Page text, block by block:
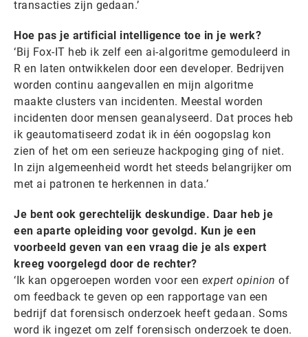
transacties zijn gedaan.’
Hoe pas je artificial intelligence toe in je werk?
‘Bij Fox-IT heb ik zelf een ai-algoritme gemoduleerd in
R en laten ontwikkelen door een developer. Bedrijven
worden continu aangevallen en mijn algoritme
maakte clusters van incidenten. Meestal worden
incidenten door mensen geanalyseerd. Dat proces heb
ik geautomatiseerd zodat ik in één oogopslag kon
zien of het om een serieuze hackpoging ging of niet.
In zijn algemeenheid wordt het steeds belangrijker om
met ai patronen te herkennen in data.’
Je bent ook gerechtelijk deskundige. Daar heb je
een aparte opleiding voor gevolgd. Kun je een
voorbeeld geven van een vraag die je als expert
kreeg voorgelegd door de rechter?
‘Ik kan opgeroepen worden voor een expert opinion of
om feedback te geven op een rapportage van een
bedrijf dat forensisch onderzoek heeft gedaan. Soms
word ik ingezet om zelf forensisch onderzoek te doen.